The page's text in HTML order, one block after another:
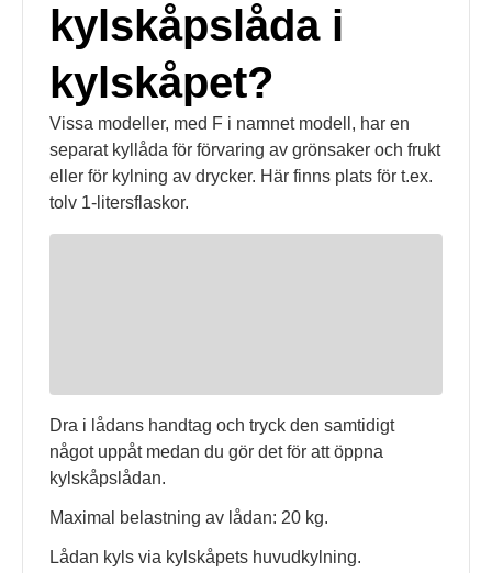
kylskåpslåda i
kylskåpet?
Vissa modeller, med F i namnet modell, har en
separat kyllåda för förvaring av grönsaker och frukt
eller för kylning av drycker. Här finns plats för t.ex.
tolv 1-litersflaskor.
Dra i lådans handtag och tryck den samtidigt
något uppåt medan du gör det för att öppna
kylskåpslådan.
Maximal belastning av lådan: 20 kg.
Lådan kyls via kylskåpets huvudkylning.